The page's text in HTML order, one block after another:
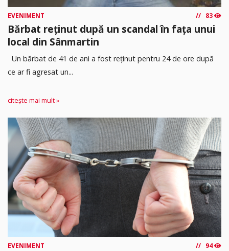
EVENIMENT 83
Bărbat reținut după un scandal în fața unui
local din Sânmartin
Un bărbat de 41 de ani a fost reținut pentru 24 de ore după
ce ar fi agresat un...
citește mai mult »
EVENIMENT 94